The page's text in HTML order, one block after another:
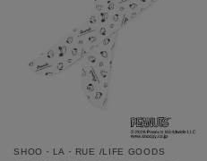
SHOO・LA・RUE /LIFE GOODS